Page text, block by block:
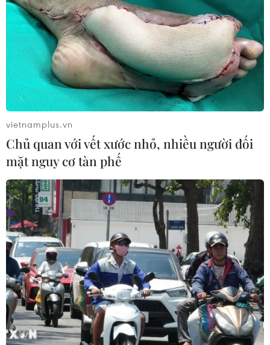
vietnamplus.vn
Chủ quan với vết xước nhỏ, nhiều người đối
mặt nguy cơ tàn phế